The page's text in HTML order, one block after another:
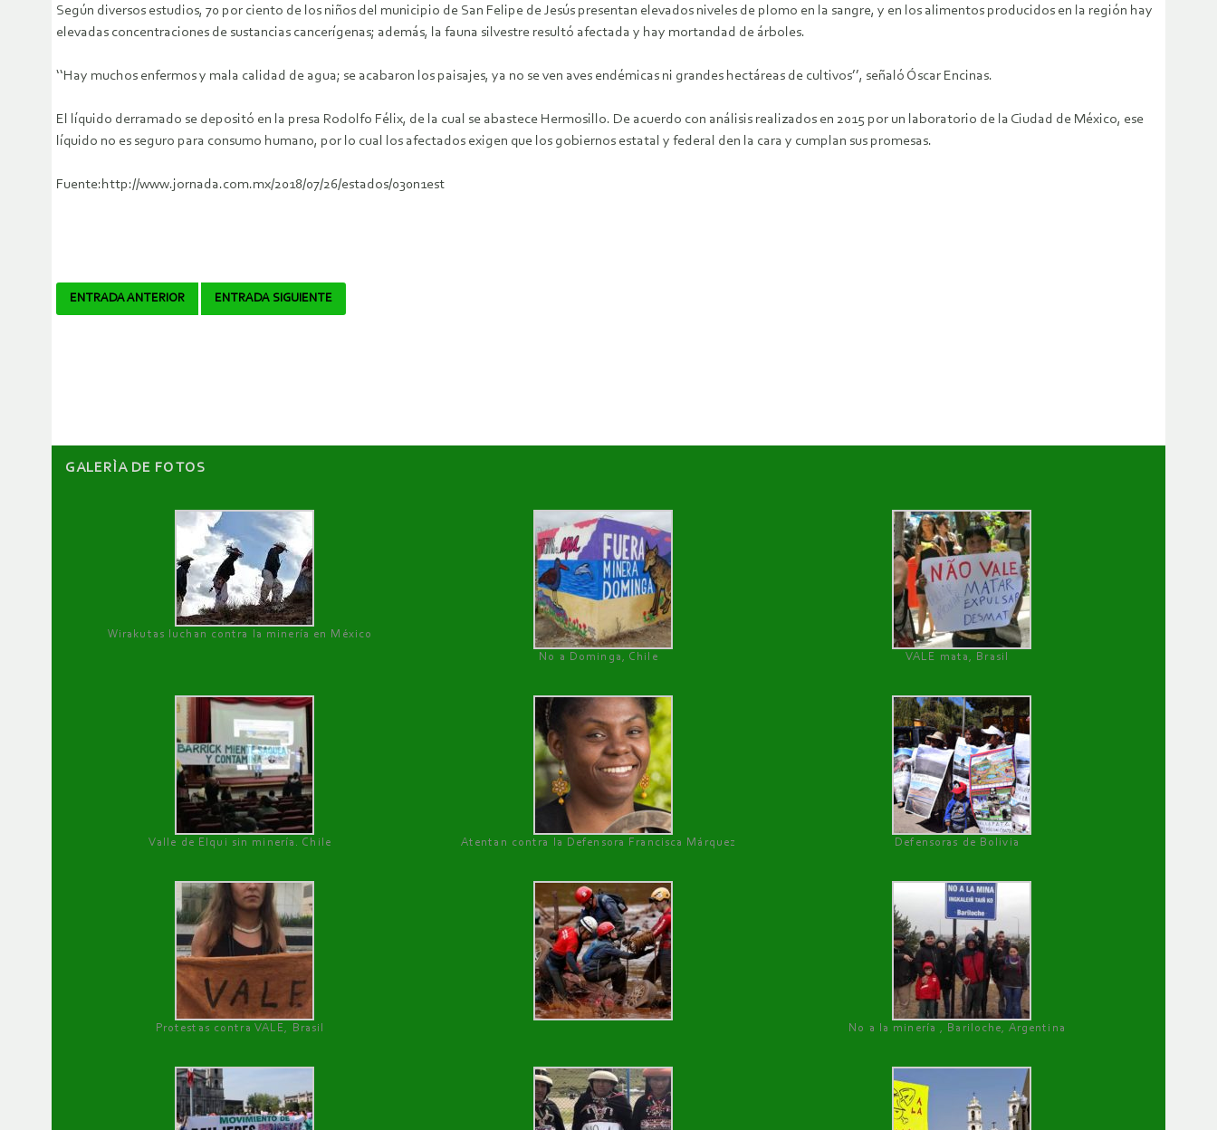
Según diversos estudios, 70 por ciento de los niños del municipio de San Felipe de Jesús presentan elevados niveles de plomo en la sangre, y en los alimentos producidos en la región hay
elevadas concentraciones de sustancias cancerígenas; además, la fauna silvestre resultó afectada y hay mortandad de árboles.
‘‘Hay muchos enfermos y mala calidad de agua; se acabaron los paisajes, ya no se ven aves endémicas ni grandes hectáreas de cultivos’’, señaló Óscar Encinas.
El líquido derramado se depositó en la presa Rodolfo Félix, de la cual se abastece Hermosillo. De acuerdo con análisis realizados en 2015 por un laboratorio de la Ciudad de México, ese
líquido no es seguro para consumo humano, por lo cual los afectados exigen que los gobiernos estatal y federal den la cara y cumplan sus promesas.
Fuente:http://www.jornada.com.mx/2018/07/26/estados/030n1est
Navegador
ENTRADA ANTERIOR ENTRADA SIGUIENTE
GALERÌA DE FOTOS
Wirakutas luchan contra la minería en México
No a Dominga, Chile
VALE mata, Brasil
Valle de Elqui sin minería. Chile Atentan contra la Defensora Francisca Márquez Defensoras de Bolivia
Protestas contra VALE, Brasil No a la minería , Bariloche, Argentina